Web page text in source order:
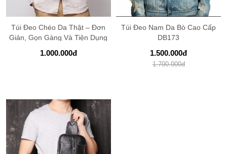
Túi Đeo Chéo Da Thật – Đơn
Giản, Gọn Gàng Và Tiện Dụng
1.000.000đ
Túi Đeo Nam Da Bò Cao Cấp
DB173
1.500.000đ
1.700.000đ